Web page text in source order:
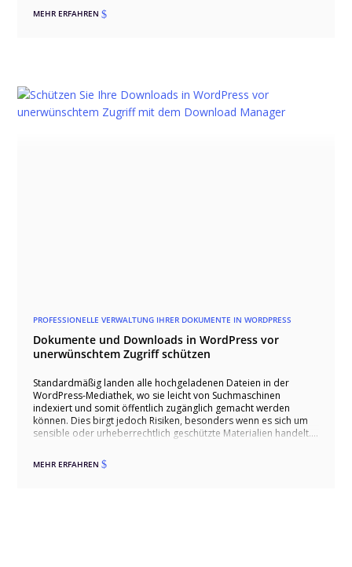
Weiterleitungen, bis hin zur Nachbereitung und Monitoring.
PERIMETRIK® bietet professionelle Unterstützung, um den
MEHR ERFAHREN$
PROFESSIONELLE VERWALTUNG IHRER DOKUMENTE IN WORDPRESS
Dokumente und Downloads in WordPress vor
unerwünschtem Zugriff schützen
Standardmäßig landen alle hochgeladenen Dateien in der
WordPress-Mediathek, wo sie leicht von Suchmaschinen
indexiert und somit öffentlich zugänglich gemacht werden
können. Dies birgt jedoch Risiken, besonders wenn es sich um
sensible oder urheberrechtlich geschützte Materialien handelt.
dem WP Download Manager, um solche Inhalte effektiv zu
schützen und zu verwalten.
MEHR ERFAHREN$